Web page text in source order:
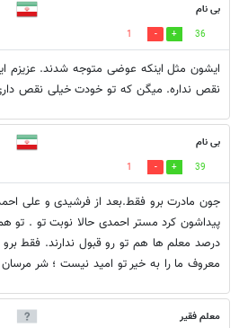
بی نام
36
1
ایشون مثل اینکه عوضی متوجه شدند. عزیزم
نقص نداره. میگن که تو خودت خیلی نقص
بی نام
39
1
جون مادرت برو فقط.بعد از فرشیدی و علی
پیداشون کرد مستر احمدی حالا نوبت تو . تو
درصد معلم ها هم تو رو قبول ندارند. فقط
معروف ما را به خیر تو امید نیست ؛ شر مرسان
معلم فقير